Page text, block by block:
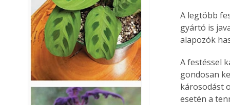
A legtöbb
gyártó is
alapozók
A festéssel
gondosan
károsodást
esetén a